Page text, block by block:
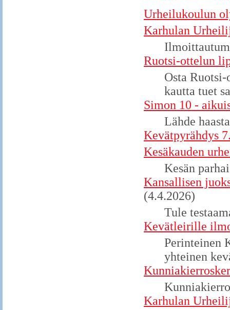
Urheilukoulun
Karhulan
Ruotsi-ottelun
Osta
kautta tuet
Simon 10 -
Lähde
Kevätpyrähdys
Kesäkauden
Kesän
Kansallisen
(4.4.2026)
Tule
Kevätleirille
Perinteinen
yhteinen
Karhulan